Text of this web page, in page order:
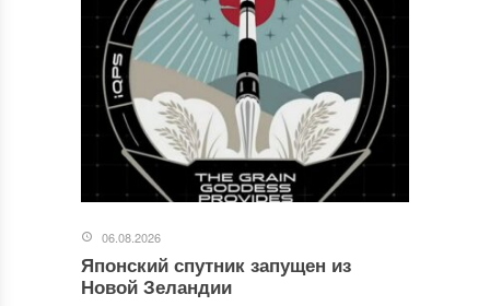
06.08.2026
Японский спутник запущен из
Новой Зеландии